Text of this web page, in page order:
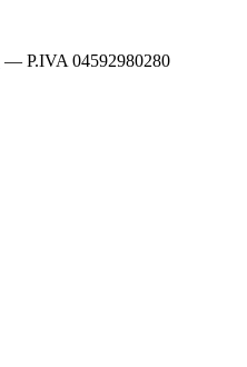
— P.IVA 04592980280